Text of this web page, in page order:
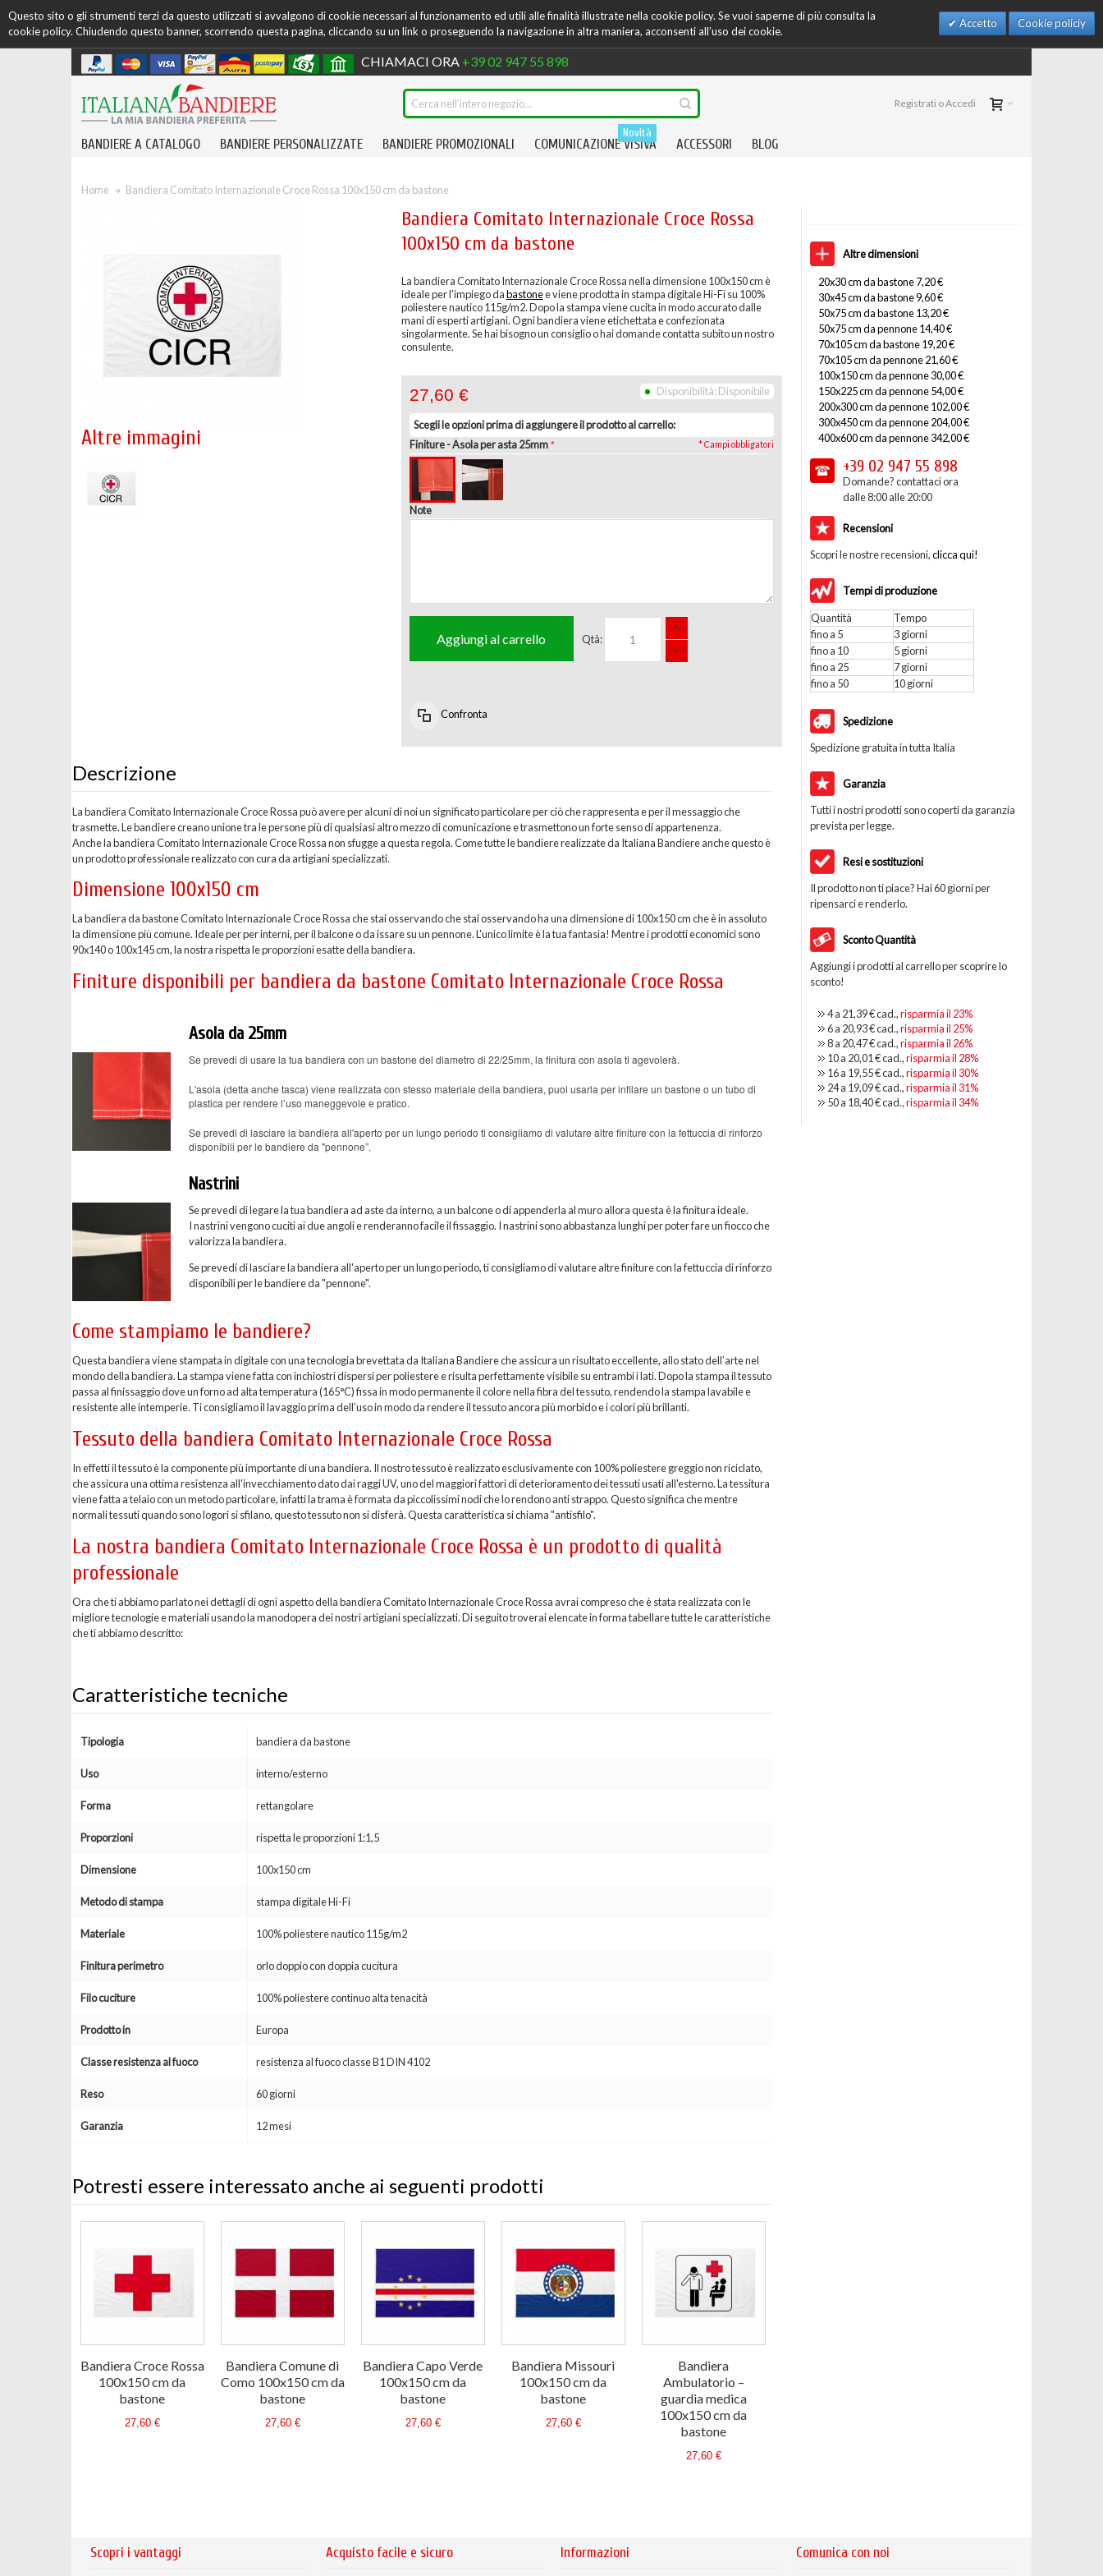
Questo sito o gli strumenti terzi da questo utilizzati si avvalgono di cookie necessari al funzionamento ed utili alle finalità illustrate nella cookie policy. Se vuoi saperne di più consulta la
cookie policy. Chiudendo questo banner, scorrendo questa pagina, cliccando su un link o proseguendo la navigazione in altra maniera, acconsenti all’uso dei cookie.
Accetto Cookie policiy
CHIAMACI ORA +39 02 947 55 898
Registrati o Accedi
BANDIERE A CATALOGO BANDIERE PERSONALIZZATE BANDIERE PROMOZIONALI COMUNICAZIONE VISIVA
Novità
ACCESSORI BLOG
Home Bandiera Comitato Internazionale Croce Rossa 100x150 cm da bastone
Altre immagini
Bandiera Comitato Internazionale Croce Rossa
100x150 cm da bastone
La bandiera Comitato Internazionale Croce Rossa nella dimensione 100x150 cm è
ideale per l'impiego dabastonee viene prodotta in stampa digitale Hi-Fi su 100%
poliestere nautico 115g/m2. Dopo la stampa viene cucita in modo accurato dalle
mani di esperti artigiani. Ogni bandiera viene etichettata e confezionata
singolarmente. Se hai bisogno un consiglio o hai domande contatta subito un nostro
consulente.
Disponibilità: Disponibile
27,60 €
Scegli le opzioni prima di aggiungere il prodotto al carrello:
Finiture- Asola per asta 25mm
Note
* Campi obbligatori
Qtà:
Aggiungi al carrello
Confronta
Altre dimensioni
20x30 cm da bastone 7,20 €
30x45 cm da bastone 9,60 €
50x75 cm da bastone 13,20 €
50x75 cm da pennone 14,40 €
70x105 cm da bastone 19,20 €
70x105 cm da pennone 21,60 €
100x150 cm da pennone 30,00 €
150x225 cm da pennone 54,00 €
200x300 cm da pennone 102,00 €
300x450 cm da pennone 204,00 €
400x600 cm da pennone 342,00 €
+39 02 947 55 898
Domande? contattaci ora
dalle 8:00 alle 20:00
Recensioni
Scopri le nostre recensioni,clicca qui!
Tempi di produzione
Quantità
Tempo
fino a 5
3 giorni
fino a 10
5 giorni
fino a 25
7 giorni
fino a 50
10 giorni
Spedizione
Spedizione gratuita in tutta Italia
Garanzia
Tutti i nostri prodotti sono coperti da garanzia
prevista per legge.
Resi e sostituzioni
Il prodotto non ti piace? Hai 60 giorni per
ripensarci e renderlo.
Sconto Quantità
Aggiungi i prodotti al carrello per scoprire lo
sconto!
4 a 21,39 €cad.,risparmia il 23%
6 a 20,93 €cad.,risparmia il 25%
8 a 20,47 €cad.,risparmia il 26%
10 a 20,01 €cad.,risparmia il 28%
16 a 19,55 €cad.,risparmia il 30%
24 a 19,09 €cad.,risparmia il 31%
50 a 18,40 €cad.,risparmia il 34%
Descrizione
La bandiera Comitato Internazionale Croce Rossa può avere per alcuni di noi un significato particolare per ciò che rappresenta e per il messaggio che
trasmette. Le bandiere creano unione tra le persone più di qualsiasi altro mezzo di comunicazione e trasmettono un forte senso di appartenenza.
Anche la bandiera Comitato Internazionale Croce Rossa non sfugge a questa regola. Come tutte le bandiere realizzate da Italiana Bandiere anche questo è
un prodotto professionale realizzato con cura da artigiani specializzati.
Dimensione 100x150 cm
La bandiera da bastone Comitato Internazionale Croce Rossa che stai osservando che stai osservando ha una dimensione di 100x150 cm che è in assoluto
la dimensione più comune. Ideale per per interni, per il balcone o da issare su un pennone. L'unico limite è la tua fantasia! Mentre i prodotti economici sono
90x140 o 100x145 cm, la nostra rispetta le proporzioni esatte della bandiera.
Finiture disponibili per bandiera da bastone Comitato Internazionale Croce Rossa
Asola da 25mm
Se prevedi di usare la tua bandiera con un bastone del diametro di 22/25mm, la finitura con asola ti agevolerà.
L'asola (detta anche tasca) viene realizzata con stesso materiale della bandiera, puoi usarla per infilare un bastone o un tubo di
plastica per rendere l’uso maneggevole e pratico.
Se prevedi di lasciare la bandiera all'aperto per un lungo periodo ti consigliamo di valutare altre finiture con la fettuccia di rinforzo
disponibili per le bandiere da "pennone”.
Nastrini
Se prevedi di legare la tua bandiera ad aste da interno, a un balcone o di appenderla al muro allora questa è la finitura ideale.
I nastrini vengono cuciti ai due angoli e renderanno facile il fissaggio. I nastrini sono abbastanza lunghi per poter fare un fiocco che
valorizza la bandiera.
Se prevedi di lasciare la bandiera all'aperto per un lungo periodo, ti consigliamo di valutare altre finiture con la fettuccia di rinforzo
disponibili per le bandiere da "pennone".
Come stampiamo le bandiere?
Questa bandiera viene stampata in digitale con una tecnologia brevettata da Italiana Bandiere che assicura un risultato eccellente, allo stato dell’arte nel
mondo della bandiera. La stampa viene fatta con inchiostri dispersi per poliestere e risulta perfettamente visibile su entrambi i lati. Dopo la stampa il tessuto
passa al finissaggio dove un forno ad alta temperatura (165°C) fissa in modo permanente il colore nella fibra del tessuto, rendendo la stampa lavabile e
resistente alle intemperie. Ti consigliamo il lavaggio prima dell’uso in modo da rendere il tessuto ancora più morbido e i colori più brillanti.
Tessuto della bandiera Comitato Internazionale Croce Rossa
In effetti il tessuto è la componente più importante di una bandiera. Il nostro tessuto è realizzato esclusivamente con 100% poliestere greggio non riciclato,
che assicura una ottima resistenza all'invecchiamento dato dai raggi UV, uno del maggiori fattori di deterioramento dei tessuti usati all'esterno. La tessitura
viene fatta a telaio con un metodo particolare, infatti la trama è formata da piccolissimi nodi che lo rendono anti strappo. Questo significa che mentre
normali tessuti quando sono logori si sfilano, questo tessuto non si disferà. Questa caratteristica si chiama "antisfilo".
La nostra bandiera Comitato Internazionale Croce Rossa è un prodotto di qualità
professionale
Ora che ti abbiamo parlato nei dettagli di ogni aspetto della bandiera Comitato Internazionale Croce Rossa avrai compreso che è stata realizzata con le
migliore tecnologie e materiali usando la manodopera dei nostri artigiani specializzati. Di seguito troverai elencate in forma tabellare tutte le caratteristiche
che ti abbiamo descritto:
Caratteristiche tecniche
Tipologia bandiera da bastone
Uso interno/esterno
Forma rettangolare
Proporzioni rispetta le proporzioni 1:1,5
Dimensione 100x150 cm
Metodo di stampa stampa digitale Hi-Fi
Materiale 100% poliestere nautico 115g/m2
Finitura perimetro orlo doppio con doppia cucitura
Filo cuciture 100% poliestere continuo alta tenacità
Prodotto in Europa
Classe resistenza al fuoco resistenza al fuoco classe B1 DIN 4102
Reso 60 giorni
Garanzia 12 mesi
Potresti essere interessato anche ai seguenti prodotti
Bandiera Croce Rossa
100x150 cm da
bastone
27,60 €
Bandiera Comune di
Como 100x150 cm da
bastone
27,60 €
Bandiera Capo Verde
100x150 cm da
bastone
27,60 €
Bandiera Missouri
100x150 cm da
bastone
27,60 €
Bandiera
Ambulatorio –
guardia medica
100x150 cm da
bastone
27,60 €
Scopri i vantaggi Acquisto facile e sicuro Informazioni Comunica con noi